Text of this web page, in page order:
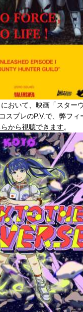
おいて、映画「スター
スプレのP.V.で、弊フ
らから視聴できます。